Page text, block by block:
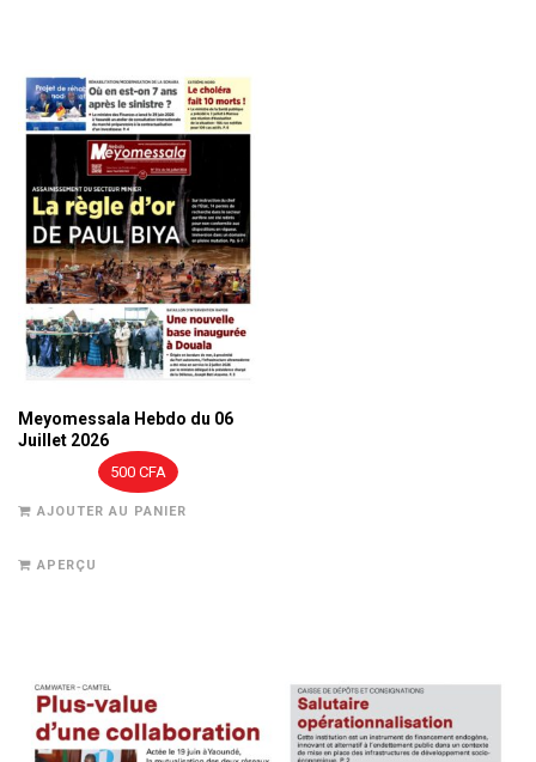
Meyomessala Hebdo du 06
Juillet 2026
500 CFA
AJOUTER AU PANIER
APERÇU